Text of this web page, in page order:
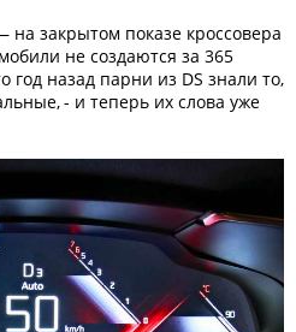
закрытом показе кроссовера
не создаются за 365
год назад парни из DS знали то,
- и теперь их слова уже